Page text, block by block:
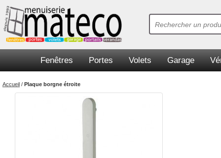
Fenêtres Portes Volets Garage
Accueil / Plaque borgne étroite